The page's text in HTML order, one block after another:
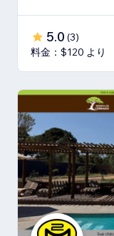
5.0 (3)
料金：$120 より